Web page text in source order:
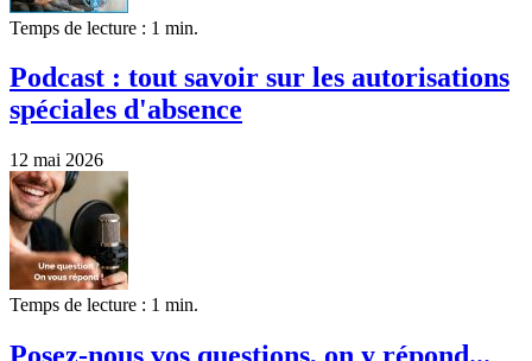
Temps de lecture : 1 min.
Podcast : tout savoir sur les autorisations
spéciales d'absence
12 mai 2026
Temps de lecture : 1 min.